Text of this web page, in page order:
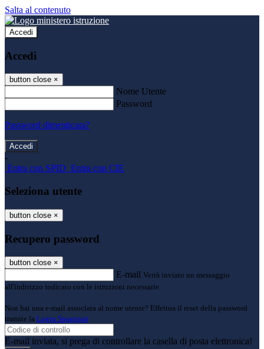
Salta al contenuto
Accedi
Accedi
button close ×
Nome Utente
Password
Password dimenticata?
-
Entra con SPID Entra con CIE
Seleziona utente
button close ×
Recupero password
button close ×
E-mail Verrà inviato un messaggio
all'indirizzo indicato con le istruzioni necessarie.
Non hai una e-mail associata al nome utente? Effettua il reset della password
tramite la Login Spaggiari
E-mail inviata, si prega di controllare la casella di posta elettronica!